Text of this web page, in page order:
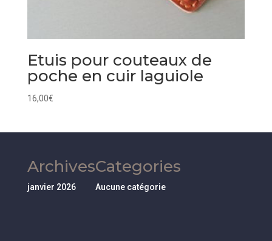
Etuis pour couteaux de
poche en cuir laguiole
16,00€
Archives
janvier 2026
Categories
Aucune catégorie